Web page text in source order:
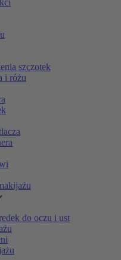
szczotek
i różu
do oczu i ust